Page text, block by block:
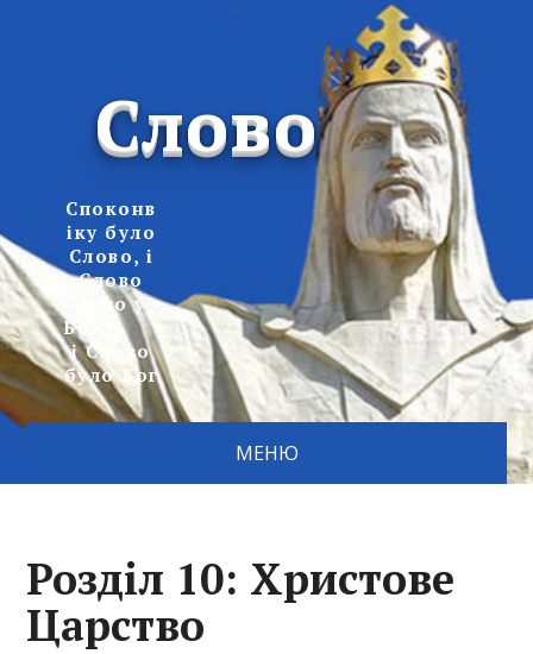
Слово
Споконв
іку було
Слово, і
Слово
було у
Бога,
і Слово
було Бог
МЕНЮ
Розділ 10: Христове
Царство